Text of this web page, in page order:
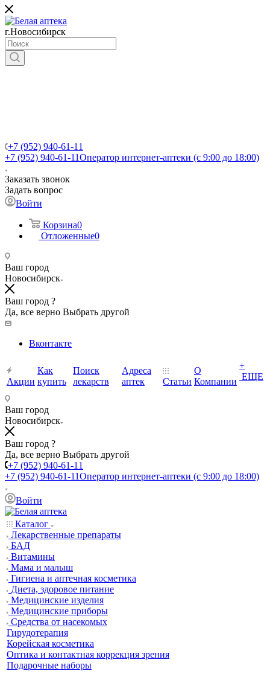
г.Новосибирск
+7 (952) 940-61-11
+7 (952) 940-61-11Оператор интернет-аптеки (с 9:00 до 18:00)
Заказать звонок
Задать вопрос
Войти
Корзина0
Отложенные0
Ваш город
Новосибирск
Ваш город ?
Да, все верно Выбрать другой
Вконтакте
Акции
Как
купить
Поиск
лекарств
Адреса
аптек
Статьи
О
Компании
+
ЕЩЕ
Ваш город
Новосибирск
Ваш город ?
Да, все верно Выбрать другой
+7 (952) 940-61-11
+7 (952) 940-61-11Оператор интернет-аптеки (с 9:00 до 18:00)
Войти
Каталог
Лекарственные препараты
БАД
Витамины
Мама и малыш
Гигиена и аптечная косметика
Диета, здоровое питание
Медицинские изделия
Медицинские приборы
Средства от насекомых
Гирудотерапия
Корейская косметика
Оптика и контактная коррекция зрения
Подарочные наборы